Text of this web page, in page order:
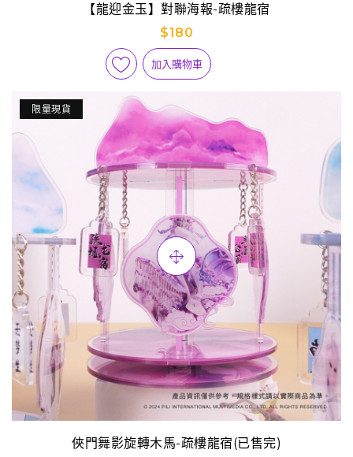
【龍迎金玉】對聯海報-疏樓龍宿
$180
加入購物車
限量現貨
俠門舞影旋轉木馬-疏樓龍宿(已售完)